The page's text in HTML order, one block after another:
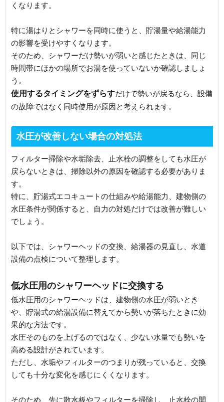
くなります。
特に湯はりとシャワーを同時に使うと、貯湯量や給湯能力
の影響を受けやすくなります。
そのため、シャワーだけ勢いが弱いと感じたときは、同じ
時間帯にほかの場所でお湯を使っていないか確認しましょ
う。
使用するタイミングをずらすだけで勢いが戻るなら、設備
の故障ではなく同時使用が原因と考えられます。
水圧が改善しない場合の対処法
フィルター掃除や水垢除去、止水栓の調整をしても水圧が
戻らないときは、掃除以外の原因を確認する必要がありま
す。
特に、貯湯式エコキュートの仕組みや給湯能力、建物側の
水圧条件が関係すると、自力の対処だけでは改善が難しい
でしょう。
以下では、シャワーヘッドの交換、給湯器の見直し、水道
設備の点検について整理します。
低水圧用のシャワーヘッドに交換する
低水圧用のシャワーヘッドは、建物側の水圧が弱いとき
や、貯湯式の給湯設備に替えてから勢いが落ちたときに効
果的な方法です。
水圧そのものを上げるのではなく、少ない水量でも勢いを
高める設計がされています。
ただし、水垢やフィルターのつまりが残っていると、交換
しても十分な変化を感じにくくなります。
そのため、先に散水板やフィルターを掃除し、止水栓の開